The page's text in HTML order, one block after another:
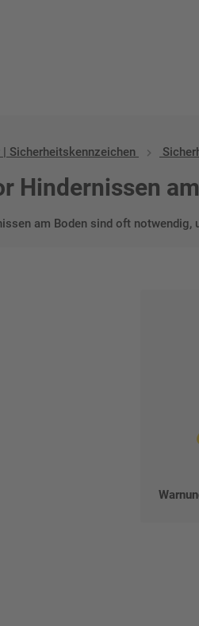
| Sicherheitskennzeichen
Hindernissen
am Boden sind oft